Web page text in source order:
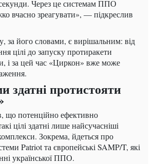
Через це системам ППО
вчасно зреагувати», — підкреслив
за його словами, є вирішальним: від
цілі до запуску протиракети
і за цей час «Циркон» вже може
здатні протистояти
що потенційно ефективно
цілі здатні лише найсучасніші
Зокрема, йдеться про
Patriot та європейські SAMP/T, які
української ППО.